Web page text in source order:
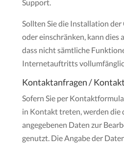
Support.
Sollten Sie die Installation
oder einschränken, kann dies
dass nicht sämtliche
Internetauftritts
Kontaktanfragen /
Sofern Sie per
in Kontakt treten, werden die
angegebenen Daten zur
genutzt. Die Angabe der